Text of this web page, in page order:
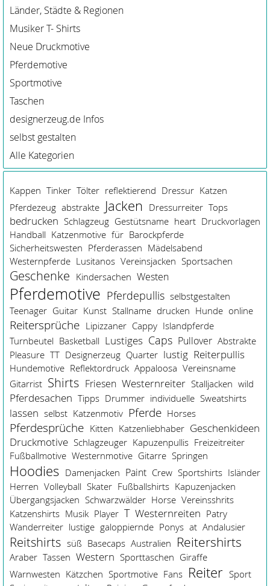
Länder, Städte & Regionen
Musiker T- Shirts
Neue Druckmotive
Pferdemotive
Sportmotive
Taschen
designerzeug.de Infos
selbst gestalten
Alle Kategorien
Kappen Tinker Tölter reflektierend Dressur Katzen
Pferdezeug abstrakte Jacken Dressurreiter Tops
bedrucken Schlagzeug Gestütsname heart Druckvorlagen
Handball Katzenmotive für Barockpferde
Sicherheitswesten Pferderassen Mädelsabend
Westernpferde Lusitanos Vereinsjacken Sportsachen
Geschenke Kindersachen Westen
Pferdemotive Pferdepullis selbstgestalten
Teenager Guitar Kunst Stallname drucken Hunde online
Reitersprüche Lipizzaner Cappy Islandpferde
Turnbeutel Basketball Lustiges Caps Pullover Abstrakte
Pleasure TT Designerzeug Quarter lustig Reiterpullis
Hundemotive Reflektordruck Appaloosa Vereinsname
Gitarrist Shirts Friesen Westernreiter Stalljacken wild
Pferdesachen Tipps Drummer individuelle Sweatshirts
lassen selbst Katzenmotiv Pferde Horses
Pferdesprüche Kitten Katzenliebhaber Geschenkideen
Druckmotive Schlagzeuger Kapuzenpullis Freizeitreiter
Fußballmotive Westernmotive Gitarre Springen
Hoodies Damenjacken Paint Crew Sportshirts Isländer
Herren Volleyball Skater Fußballshirts Kapuzenjacken
Übergangsjacken Schwarzwälder Horse Vereinsshrits
Katzenshirts Musik Player T Westernreiten Patry
Wanderreiter lustige galoppiernde Ponys at Andalusier
Reitshirts süß Basecaps Australien Reitershirts
Araber Tassen Western Sporttaschen Giraffe
Warnwesten Kätzchen Sportmotive Fans Reiter Sport